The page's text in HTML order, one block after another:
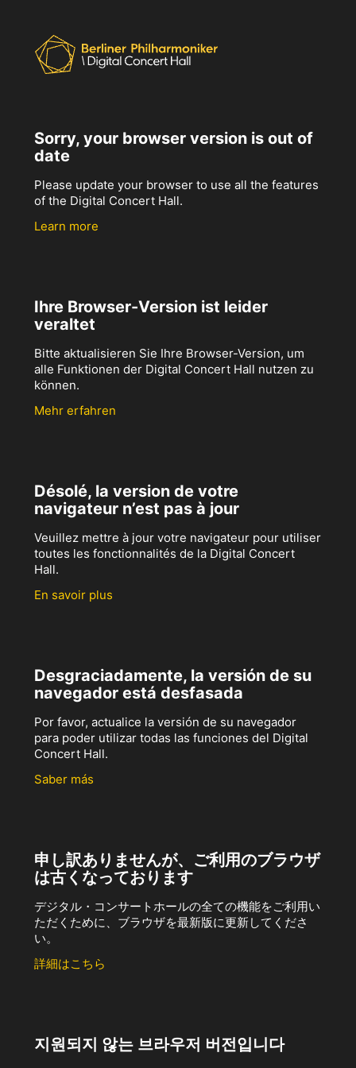
Sorry, your browser version is out of
date
Please update your browser to use all the features
of the Digital Concert Hall.
Learn more
Ihre Browser-Version ist leider
veraltet
Bitte aktualisieren Sie Ihre Browser-Version, um
alle Funktionen der Digital Concert Hall nutzen zu
können.
Mehr erfahren
Désolé, la version de votre
navigateur n’est pas à jour
Veuillez mettre à jour votre navigateur pour utiliser
toutes les fonctionnalités de la Digital Concert
Hall.
En savoir plus
Desgraciadamente, la versión de su
navegador está desfasada
Por favor, actualice la versión de su navegador
para poder utilizar todas las funciones del Digital
Concert Hall.
Saber más
申し訳ありませんが、ご利用のブラウザ
は古くなっております
デジタル・コンサートホールの全ての機能をご利用い
ただくために、ブラウザを最新版に更新してくださ
い。
詳細はこちら
지원되지 않는 브라우저 버전입니다